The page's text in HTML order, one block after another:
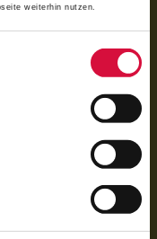
weiterhin nutzen.